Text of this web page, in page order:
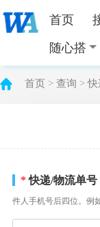
首页
随心搭
首页 > 查询 > 快
* 快递/物流单号
件人手机号后四位。例